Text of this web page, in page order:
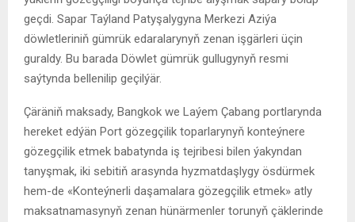
geçdi. Sapar Taýland Patyşalygyna Merkezi Aziýa
döwletleriniň gümrük edaralarynyň zenan işgärleri üçin
guraldy. Bu barada Döwlet gümrük gullugynyň resmi
saýtynda bellenilip geçilýär.
Çäräniň maksady, Bangkok we Laýem Çabang portlarynda
hereket edýän Port gözegçilik toparlarynyň konteýnere
gözegçilik etmek babatynda iş tejribesi bilen ýakyndan
tanyşmak, iki sebitiň arasynda hyzmatdaşlygy ösdürmek
hem-de «Konteýnerli daşamalara gözegçilik etmek» atly
maksatnamasynyň zenan hünärmenler torunyň çäklerinde